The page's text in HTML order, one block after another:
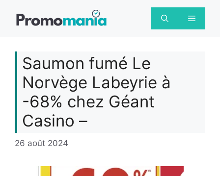
Menu
Saumon fumé Le
Norvège Labeyrie à
-68% chez Géant
Casino –
26 août 2024